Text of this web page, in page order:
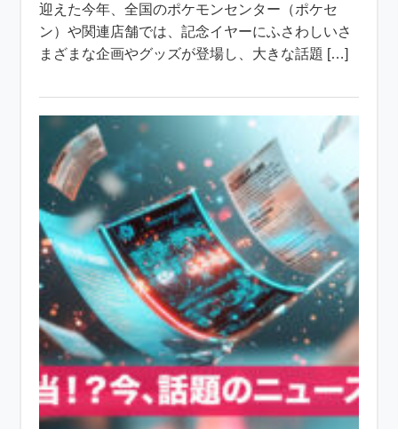
迎えた今年、全国のポケモンセンター（ポケセ
ン）や関連店舗では、記念イヤーにふさわしいさ
まざまな企画やグッズが登場し、大きな話題 […]